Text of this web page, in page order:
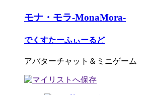
モナ・モラ-MonaMora-
でくすたーふぃーるど
アバターチャット＆ミニゲーム